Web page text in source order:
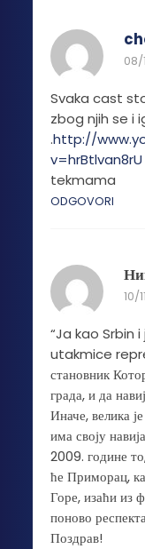
08/
Svaka cast
zbog njih se i
.http://
v=hrBtlvan8rU
tekmama
ODGOVORI
10/
“Ja kao Srbin
utakmice
становник
града, и да
Иначе, велика
има своју
2009. године
ће Приморац,
Горе, изаћи из
поново
Поздрав!